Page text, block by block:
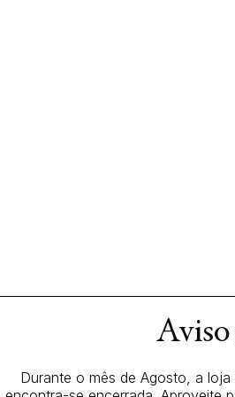
Durante o mês de Agosto, a loja